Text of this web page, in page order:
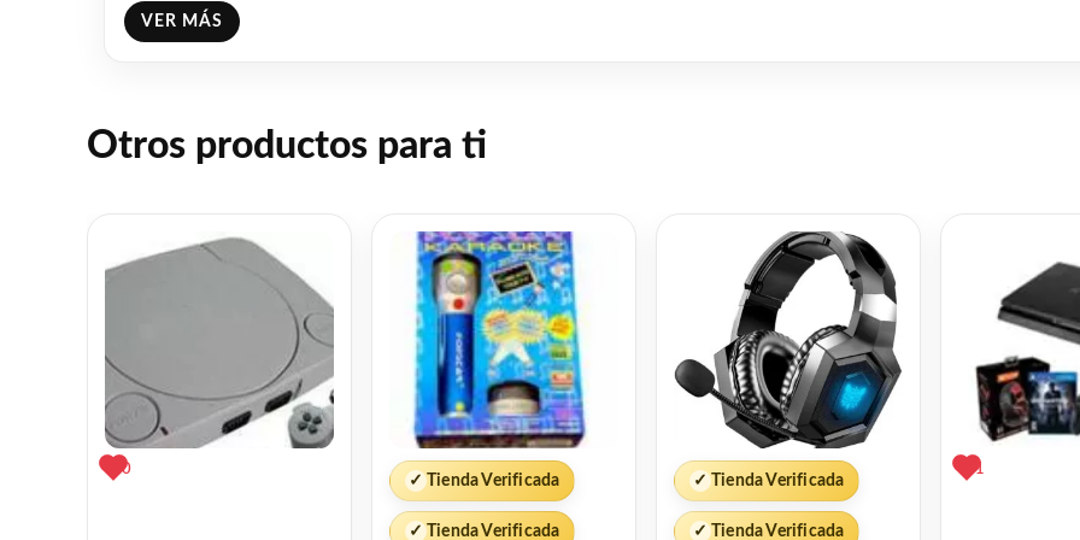
VER MÁS
Otros productos para ti
0
✓ Tienda Verificada
✓ Tienda Verificada
✓ Tienda Verificada
✓ Tienda Verificada
1